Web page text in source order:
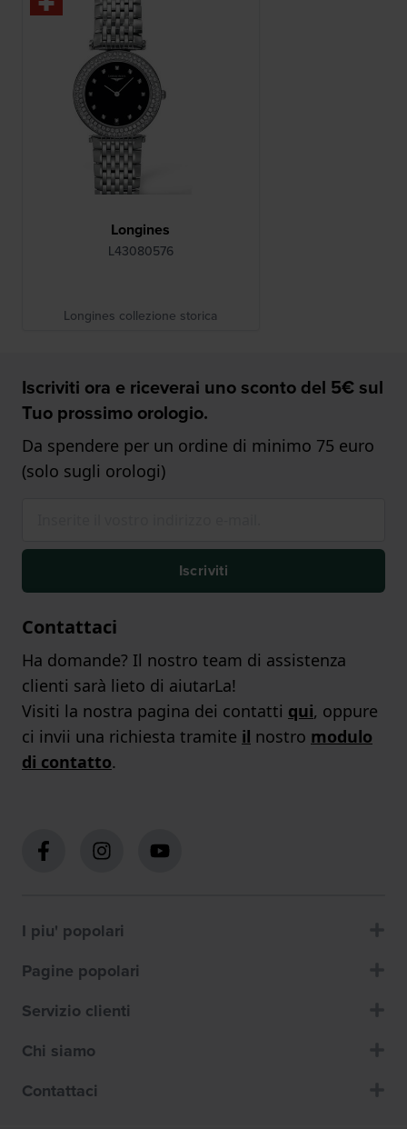
Longines
L43080576
Longines collezione storica
Iscriviti ora e riceverai uno sconto del 5€ sul
Tuo prossimo orologio.
Da spendere per un ordine di minimo 75 euro
(solo sugli orologi)
Iscriviti
Contattaci
Ha domande? Il nostro team di assistenza
clienti sarà lieto di aiutarLa!
Visiti la nostra pagina dei contatti qui, oppure
ci invii una richiesta tramite il nostro modulo
di contatto.
I piu' popolari
Pagine popolari
Servizio clienti
Chi siamo
Contattaci